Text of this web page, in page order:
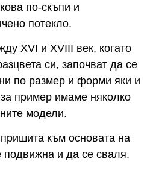
по-скъпи и
потекло.
XVI и XVIII век, когато
си, започват да се
по размер и форми яки и
пример имаме няколко
модели.
към основата на
и да се сваля.